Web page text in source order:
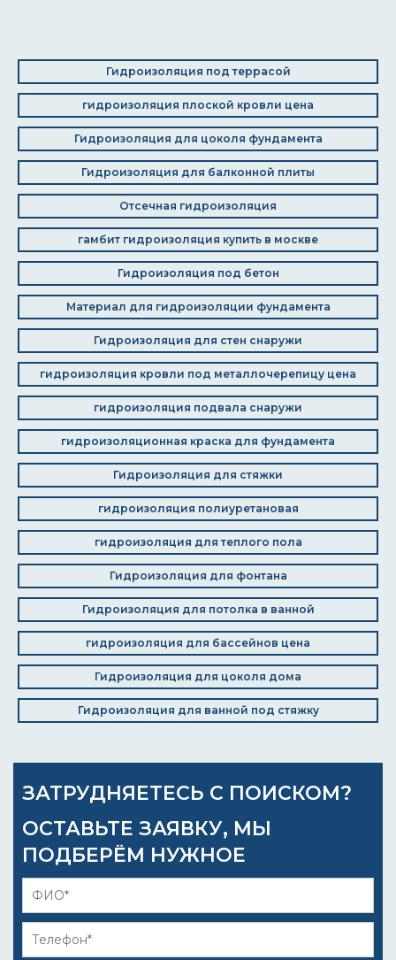
Гидроизоляция под террасой
гидроизоляция плоской кровли цена
Гидроизоляция для цоколя фундамента
Гидроизоляция для балконной плиты
Отсечная гидроизоляция
гамбит гидроизоляция купить в москве
Гидроизоляция под бетон
Материал для гидроизоляции фундамента
Гидроизоляция для стен снаружи
гидроизоляция кровли под металлочерепицу цена
гидроизоляция подвала снаружи
гидроизоляционная краска для фундамента
Гидроизоляция для стяжки
гидроизоляция полиуретановая
гидроизоляция для теплого пола
Гидроизоляция для фонтана
Гидроизоляция для потолка в ванной
гидроизоляция для бассейнов цена
Гидроизоляция для цоколя дома
Гидроизоляция для ванной под стяжку
ЗАТРУДНЯЕТЕСЬ С ПОИСКОМ?
ОСТАВЬТЕ ЗАЯВКУ, МЫ
ПОДБЕРЁМ НУЖНОЕ